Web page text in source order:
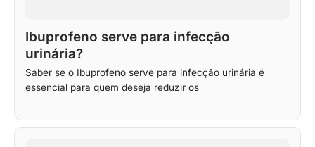
Ibuprofeno serve para infecção
urinária?
Saber se o Ibuprofeno serve para infecção urinária é
essencial para quem deseja reduzir os